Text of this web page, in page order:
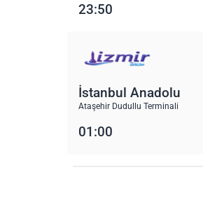
23:50
İstanbul Anadolu
Ataşehir Dudullu Terminali
01:00